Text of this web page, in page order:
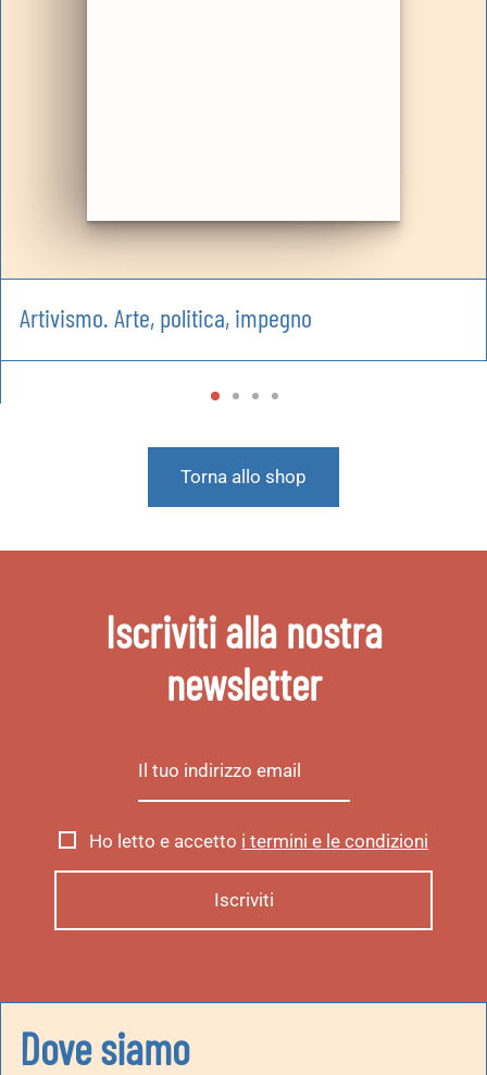
Artivismo. Arte, politica, impegno
Torna allo shop
Iscriviti alla nostra
newsletter
Ho letto e accetto i termini e le condizioni
Dove siamo